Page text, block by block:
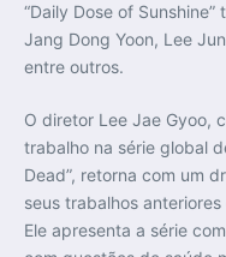
“Daily Dose of
Jang Dong Yoon, Lee
entre outros.
O diretor Lee Jae Gyoo,
trabalho na série global
Dead”, retorna com um
seus trabalhos
Ele apresenta a série